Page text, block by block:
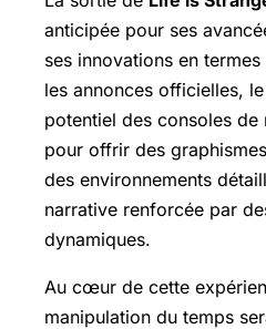
anticipée pour ses
ses innovations en
les annonces officielles,
potentiel des consoles de
pour offrir des
des environnements
narrative renforcée par
dynamiques.
Au cœur de cette
manipulation du temps